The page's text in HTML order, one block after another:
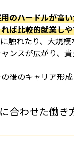
のハードルが高
ば比較的就業し
触れたり、大規模
ンスが広がり、
後のキャリア形
合わせた働き